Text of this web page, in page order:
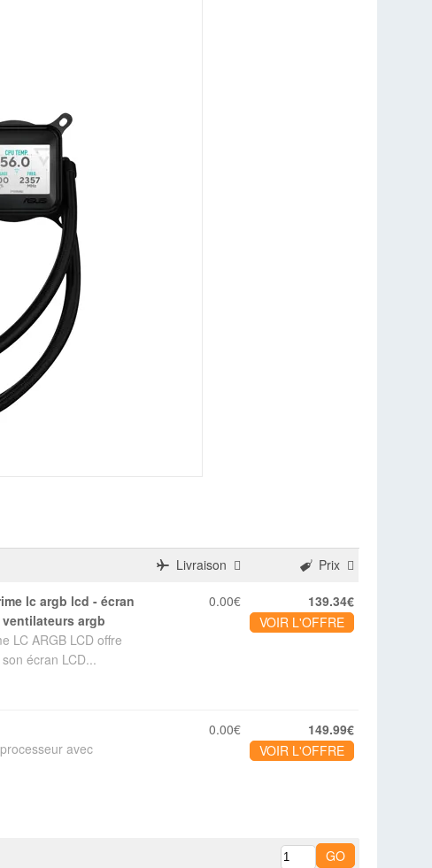
Livraison Prix
argb
LC ARGB LCD offre
écran LCD...
0.00€
139.34€
VOIR L'OFFRE
avec
0.00€
149.99€
VOIR L'OFFRE